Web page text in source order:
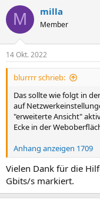
M milla
Member
14 Okt. 2022
blurrrr schrieb:
Das sollte wie folgt in
auf
"erweiterte Ansicht"
Ecke in der
Anhang anzeigen 1709
Vielen Dank für die
Gbits/s markiert.